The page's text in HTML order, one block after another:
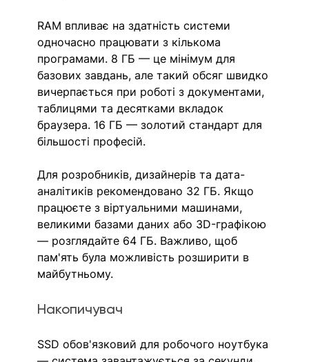
RAM впливає на здатність системи
одночасно працювати з кількома
програмами. 8 ГБ — це мінімум для
базових завдань, але такий обсяг швидко
вичерпається при роботі з документами,
таблицями та десятками вкладок
браузера. 16 ГБ — золотий стандарт для
більшості професій.
Для розробників, дизайнерів та дата-
аналітиків рекомендовано 32 ГБ. Якщо
працюєте з віртуальними машинами,
великими базами даних або 3D-графікою
— розглядайте 64 ГБ. Важливо, щоб
пам'ять була можливість розширити в
майбутньому.
Накопичувач
SSD обов'язковий для робочого ноутбука